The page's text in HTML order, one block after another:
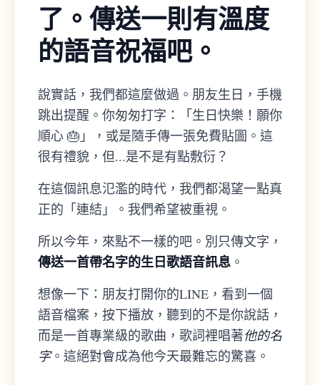
了。傳送一則有溫度
的語音祝福吧。
說實話，我們都這麼做過。朋友生日，手機
跳出提醒。你匆匆打字：「生日快樂！願你
順心 🎂」，或是隨手傳一張免費貼圖。這
很有禮貌，但...是不是有點敷衍？
在這個訊息氾濫的時代，我們都渴望一點真
正的「連結」。我們希望被重視。
所以今年，來點不一樣的吧。別只傳文字，
傳送一首帶名字的生日歌語音訊息 。
想像一下：朋友打開你的LINE，看到一個
語音檔案，按下播放，聽到的不是你說話，
而是一首專業級的歌曲，歌詞裡唱著他的名
字。這絕對會成為他今天最難忘的驚喜。